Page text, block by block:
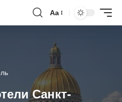
Аа
Санкт-